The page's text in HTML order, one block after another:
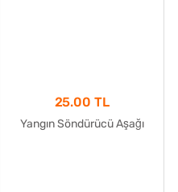
25.00 TL
Yangın Söndürücü Aşağı